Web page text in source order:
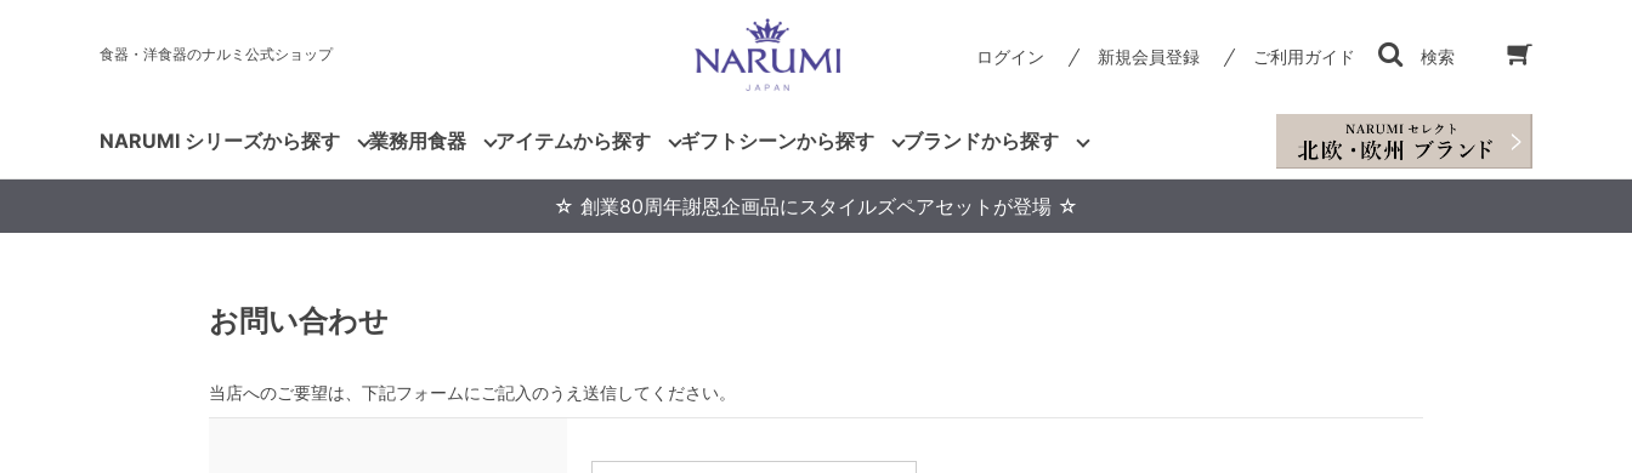
食器・洋食器のナルミ公式ショップ ログイン 新規会員登録 ご利用ガイド 検索
NARUMI シリーズから探す 業務用食器 アイテムから探す ギフトシーンから探す ブランドから探す
☆ 創業80周年謝恩企画品にスタイルズペアセットが登場 ☆
お問い合わせ
当店へのご要望は、下記フォームにご記入のうえ送信してください。